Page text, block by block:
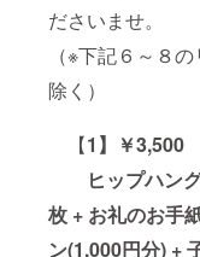
ださいませ。
（※下記６～８
除く）
【1】￥3,500
ヒップハング
枚 + お礼のお手
ン(1,000円分) +